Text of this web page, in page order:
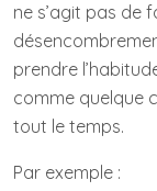
ne s’agit pas de
prendre
comme quelque
tout le temps.
Par exemple :